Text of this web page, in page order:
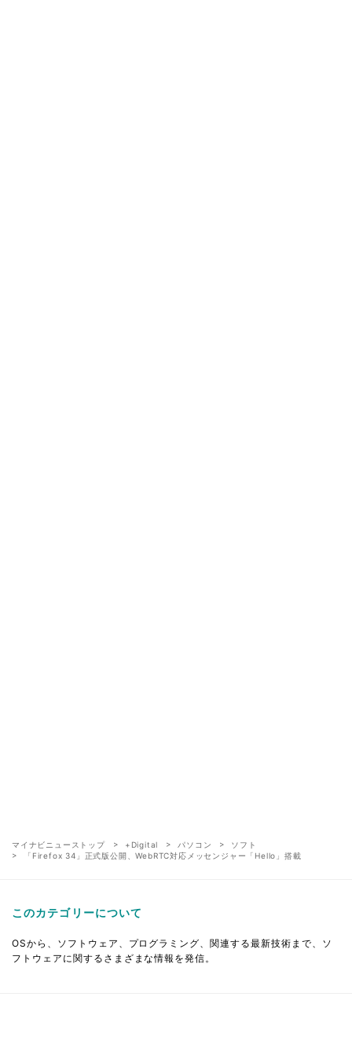
マイナビニューストップ +Digital パソコン
ソフト
「Firefox 34」正式版公開、WebRTC対応メッセンジャー「Hello」搭載
このカテゴリーについて
OSから、ソフトウェア、プログラミング、関連する最新技術まで、ソ
フトウェアに関するさまざまな情報を発信。